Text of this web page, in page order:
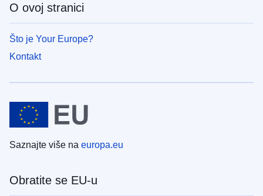
O ovoj stranici
Što je Your Europe?
Kontakt
Saznajte više na europa.eu
Obratite se EU-u